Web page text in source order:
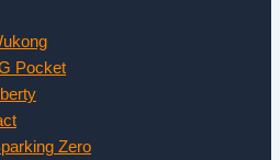
Pocket
Zero